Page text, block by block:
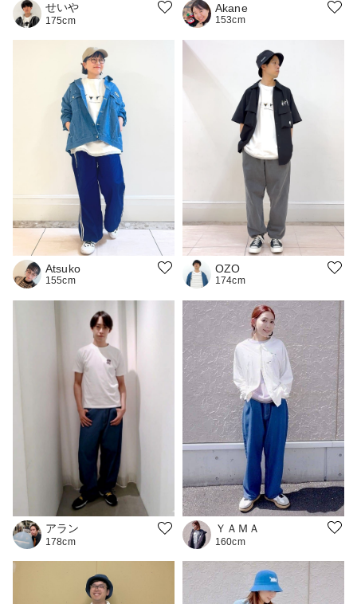
せいや
175cm
Akane
153cm
Atsuko
155cm
OZO
174cm
アラン
178cm
ＹＡＭＡ
160cm